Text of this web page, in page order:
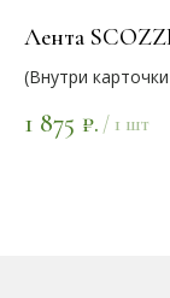
Лента
(Внутри
1 875 ₽. / 1 шт